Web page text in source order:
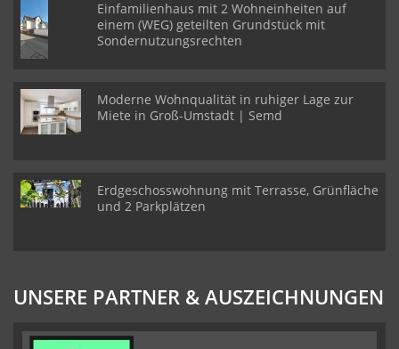
Einfamilienhaus mit 2 Wohneinheiten auf
einem (WEG) geteilten Grundstück mit
Sondernutzungsrechten
Moderne Wohnqualität in ruhiger Lage zur
Miete in Groß-Umstadt | Semd
Erdgeschosswohnung mit Terrasse, Grünfläche
und 2 Parkplätzen
UNSERE PARTNER & AUSZEICHNUNGEN